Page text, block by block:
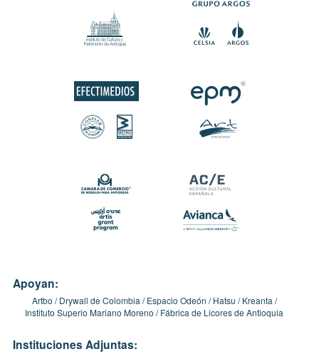
Apoyan:
Artbo Drywall de Colombia Espacio Odeón Hatsu
Kreanta
Instituto Superio Mariano Moreno
Fábrica de Licores de Antioquia
Instituciones Adjuntas: